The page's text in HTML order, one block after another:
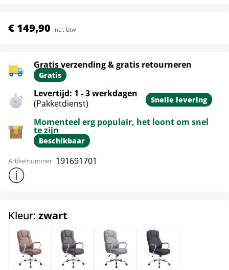
€ 149,90 incl. btw
Gratis verzending & gratis retourneren
Gratis
Levertijd: 1 - 3 werkdagen
(Pakketdienst)
Snelle levering
Momenteel erg populair, het loont om snel
te zijn
Beschikbaar
Artikelnummer: 191691701
Toon meer productinformatie
Kleur: zwart
bruin donkergrijs grijs zwart